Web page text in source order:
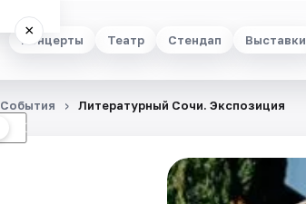
Концерты Театр Стендап Выставки
×
☾
События Литературный Сочи. Экспозиция